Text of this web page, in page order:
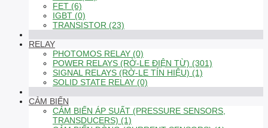
FET (6)
IGBT (0)
TRANSISTOR (23)
RELAY
PHOTOMOS RELAY (0)
POWER RELAYS (RỜ-LE ĐIỆN TỪ) (301)
SIGNAL RELAYS (RỜ-LE TÍN HIỆU) (1)
SOLID STATE RELAY (0)
CẢM BIẾN
CẢM BIẾN ÁP SUẤT (PRESSURE SENSORS,
TRANSDUCERS) (1)